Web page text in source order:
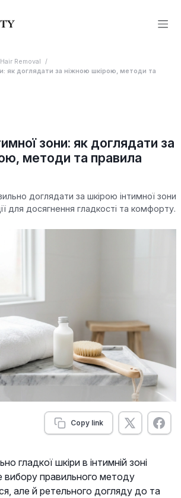
Hair Removal
як доглядати за ніжною шкірою, методи та
зони: як доглядати за
методи та правила
доглядати за шкірою інтимної зони
для досягнення гладкості та комфорту.
Copy link
гладкої шкіри в інтимній зоні
вибору правильного методу
але й ретельного догляду до та